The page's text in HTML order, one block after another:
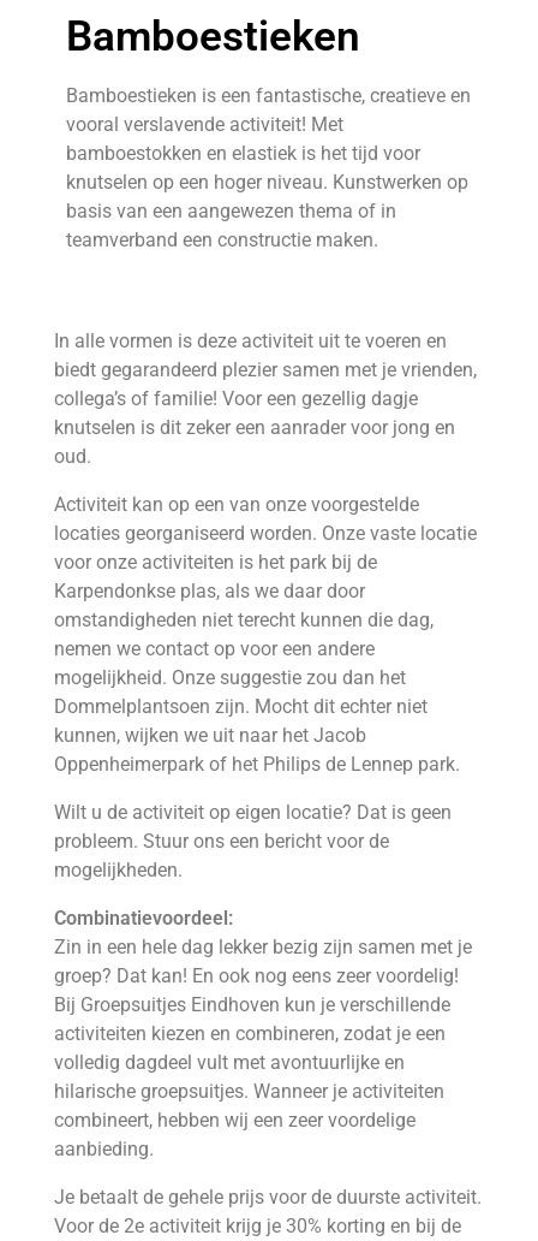
Bamboestieken
Bamboestieken is een fantastische, creatieve en
vooral verslavende activiteit! Met
bamboestokken en elastiek is het tijd voor
knutselen op een hoger niveau. Kunstwerken op
basis van een aangewezen thema of in
teamverband een constructie maken.
In alle vormen is deze activiteit uit te voeren en
biedt gegarandeerd plezier samen met je vrienden,
collega’s of familie! Voor een gezellig dagje
knutselen is dit zeker een aanrader voor jong en
oud.
Activiteit kan op een van onze voorgestelde
locaties georganiseerd worden. Onze vaste locatie
voor onze activiteiten is het park bij de
Karpendonkse plas, als we daar door
omstandigheden niet terecht kunnen die dag,
nemen we contact op voor een andere
mogelijkheid. Onze suggestie zou dan het
Dommelplantsoen zijn. Mocht dit echter niet
kunnen, wijken we uit naar het Jacob
Oppenheimerpark of het Philips de Lennep park.
Wilt u de activiteit op eigen locatie? Dat is geen
probleem. Stuur ons een bericht voor de
mogelijkheden.
Combinatievoordeel:
Zin in een hele dag lekker bezig zijn samen met je
groep? Dat kan! En ook nog eens zeer voordelig!
Bij Groepsuitjes Eindhoven kun je verschillende
activiteiten kiezen en combineren, zodat je een
volledig dagdeel vult met avontuurlijke en
hilarische groepsuitjes. Wanneer je activiteiten
combineert, hebben wij een zeer voordelige
aanbieding.
Je betaalt de gehele prijs voor de duurste activiteit.
Voor de 2e activiteit krijg je 30% korting en bij de